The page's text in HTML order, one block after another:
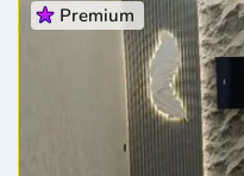
Premium